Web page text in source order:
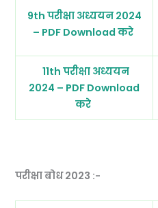
9th परीक्षा अध्ययन 2024
– PDF Download करे
11th परीक्षा अध्ययन
2024 – PDF Download
करे
परीक्षा बोध 2023 :-